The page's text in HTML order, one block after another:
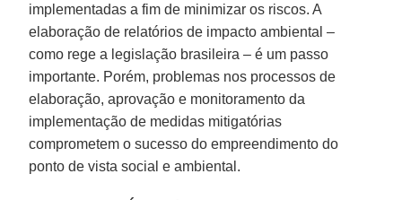
implementadas a fim de minimizar os riscos. A
elaboração de relatórios de impacto ambiental –
como rege a legislação brasileira – é um passo
importante. Porém, problemas nos processos de
elaboração, aprovação e monitoramento da
implementação de medidas mitigatórias
comprometem o sucesso do empreendimento do
ponto de vista social e ambiental.